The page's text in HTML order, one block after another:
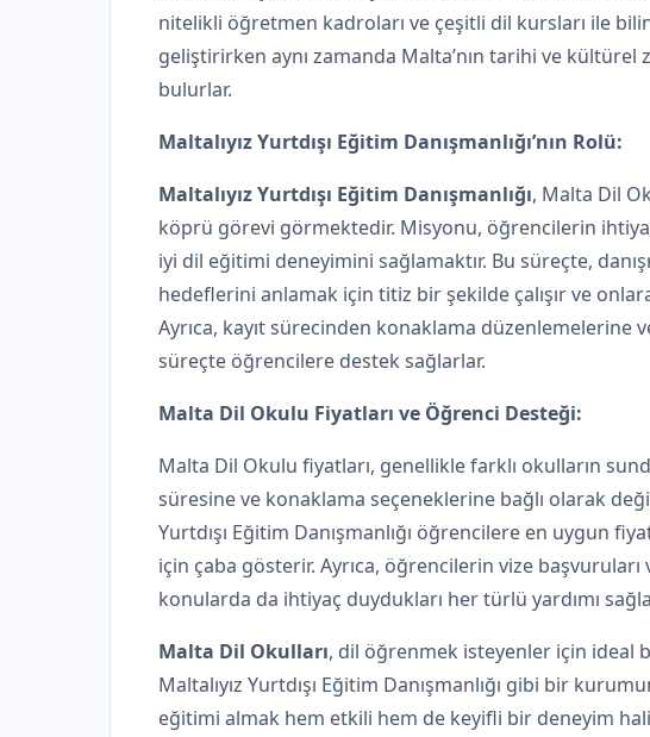
nitelikli öğretmen kadroları ve çeşitli dil kursları ile
geliştirirken aynı zamanda Malta’nın tarihi ve kültürel
bulurlar.
Maltalıyız Yurtdışı Eğitim Danışmanlığı’nın Rolü:
Maltalıyız Yurtdışı Eğitim Danışmanlığı, Malta Dil
köprü görevi görmektedir. Misyonu, öğrencilerin
iyi dil eğitimi deneyimini sağlamaktır. Bu süreçte,
hedeflerini anlamak için titiz bir şekilde çalışır ve
Ayrıca, kayıt sürecinden konaklama düzenlemelerine
süreçte öğrencilere destek sağlarlar.
Malta Dil Okulu Fiyatları ve Öğrenci Desteği:
Malta Dil Okulu fiyatları, genellikle farklı okulların
süresine ve konaklama seçeneklerine bağlı olarak
Yurtdışı Eğitim Danışmanlığı öğrencilere en uygun
için çaba gösterir. Ayrıca, öğrencilerin vize
konularda da ihtiyaç duydukları her türlü yardımı
Malta Dil Okulları, dil öğrenmek isteyenler için ideal
Maltalıyız Yurtdışı Eğitim Danışmanlığı gibi bir
eğitimi almak hem etkili hem de keyifli bir deneyim